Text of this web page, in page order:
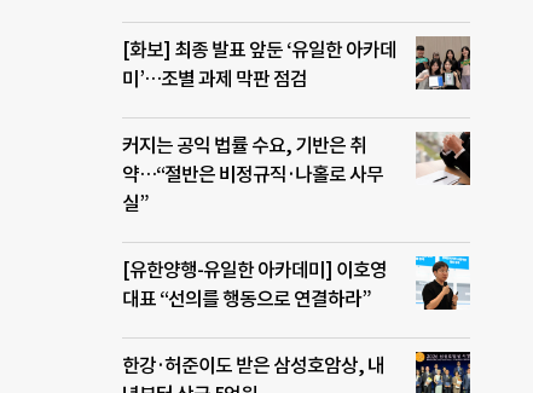
[화보] 최종 발표 앞둔 ‘유일한 아카데
미’…조별 과제 막판 점검
커지는 공익 법률 수요, 기반은 취
약…“절반은 비정규직·나홀로 사무
실”
[유한양행-유일한 아카데미] 이호영
대표 “선의를 행동으로 연결하라”
한강·허준이도 받은 삼성호암상, 내